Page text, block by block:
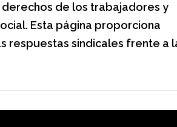
de los trabajadores y
Esta página proporciona
respuestas sindicales frente a